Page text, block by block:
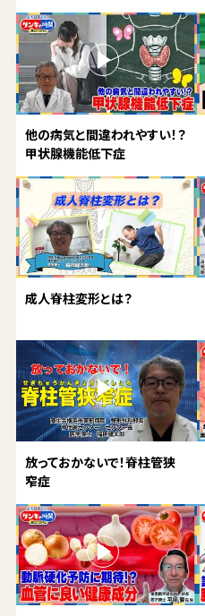
他の病気と間違われやすい！？
甲状腺機能低下症
成人脊柱変形とは？
放っておかないで！脊柱管狭
窄症